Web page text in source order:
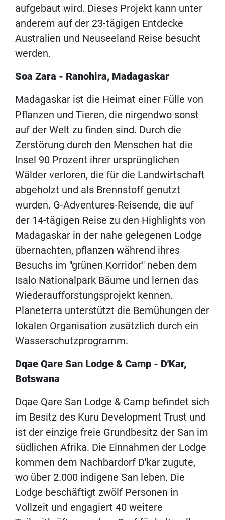
aufgebaut wird. Dieses Projekt kann unter
anderem auf der 23-tägigen Entdecke
Australien und Neuseeland Reise besucht
werden.
Soa Zara - Ranohira, Madagaskar
Madagaskar ist die Heimat einer Fülle von
Pflanzen und Tieren, die nirgendwo sonst
auf der Welt zu finden sind. Durch die
Zerstörung durch den Menschen hat die
Insel 90 Prozent ihrer ursprünglichen
Wälder verloren, die für die Landwirtschaft
abgeholzt und als Brennstoff genutzt
wurden. G-Adventures-Reisende, die auf
der 14-tägigen Reise zu den Highlights von
Madagaskar in der nahe gelegenen Lodge
übernachten, pflanzen während ihres
Besuchs im "grünen Korridor" neben dem
Isalo Nationalpark Bäume und lernen das
Wiederaufforstungsprojekt kennen.
Planeterra unterstützt die Bemühungen der
lokalen Organisation zusätzlich durch ein
Wasserschutzprogramm.
Dqae Qare San Lodge & Camp - D'Kar,
Botswana
Dqae Qare San Lodge & Camp befindet sich
im Besitz des Kuru Development Trust und
ist der einzige freie Grundbesitz der San im
südlichen Afrika. Die Einnahmen der Lodge
kommen dem Nachbardorf D'kar zugute,
wo über 2.000 indigene San leben. Die
Lodge beschäftigt zwölf Personen in
Vollzeit und engagiert 40 weitere